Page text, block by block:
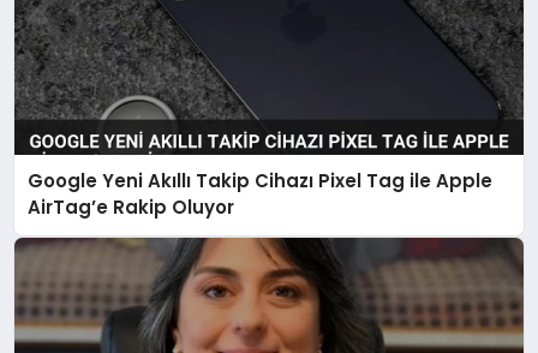
Google Yeni Akıllı Takip Cihazı Pixel Tag ile Apple
AirTag’e Rakip Oluyor